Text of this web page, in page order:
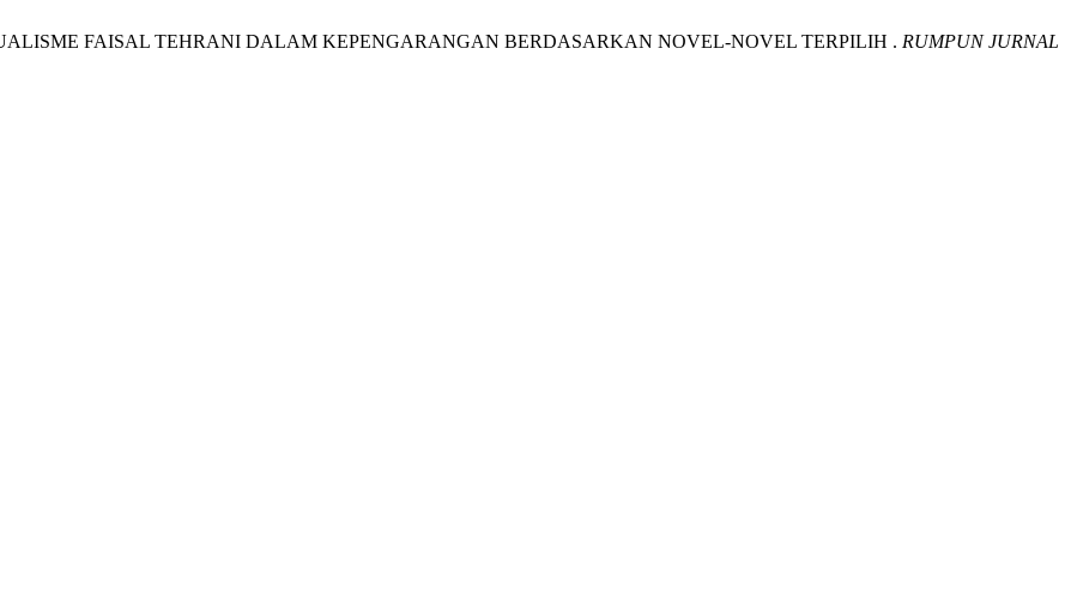
FAISAL TEHRANI DALAM KEPENGARANGAN BERDASARKAN NOVEL-NOVEL TERPILIH . RUMPUN JURNAL